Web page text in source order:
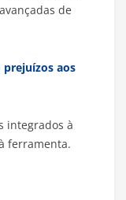
de
prejuízos aos
integrados à
ferramenta.